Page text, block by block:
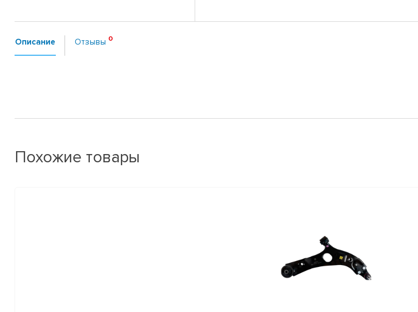
Описание Отзывы
Похожие товары